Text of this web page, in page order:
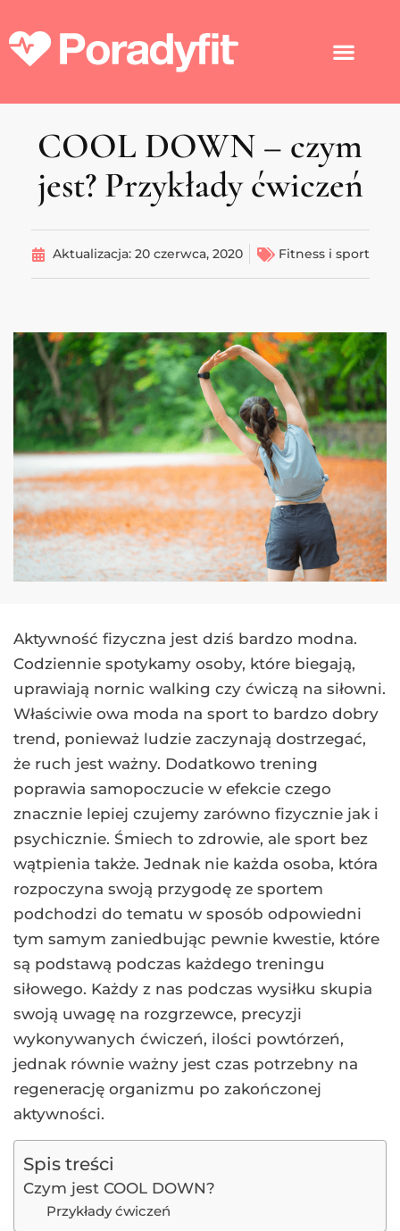
COOL DOWN – czym
jest? Przykłady ćwiczeń
Aktualizacja: 20 czerwca, 2020 Fitness i sport
Aktywność fizyczna jest dziś bardzo modna.
Codziennie spotykamy osoby, które biegają,
uprawiają nornic walking czy ćwiczą na siłowni.
Właściwie owa moda na sport to bardzo dobry
trend, ponieważ ludzie zaczynają dostrzegać,
że ruch jest ważny. Dodatkowo trening
poprawia samopoczucie w efekcie czego
znacznie lepiej czujemy zarówno fizycznie jak i
psychicznie. Śmiech to zdrowie, ale sport bez
wątpienia także. Jednak nie każda osoba, która
rozpoczyna swoją przygodę ze sportem
podchodzi do tematu w sposób odpowiedni
tym samym zaniedbując pewnie kwestie, które
są podstawą podczas każdego treningu
siłowego. Każdy z nas podczas wysiłku skupia
swoją uwagę na rozgrzewce, precyzji
wykonywanych ćwiczeń, ilości powtórzeń,
jednak równie ważny jest czas potrzebny na
regenerację organizmu po zakończonej
aktywności.
Spis treści
Czym jest COOL DOWN?
Przykłady ćwiczeń